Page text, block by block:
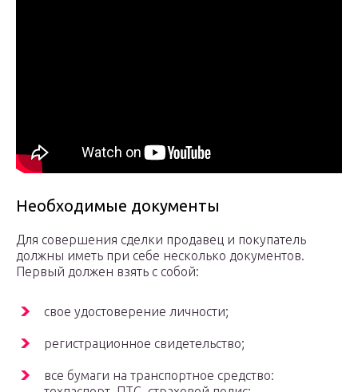
Необходимые документы
Для совершения сделки продавец и покупатель
должны иметь при себе несколько документов.
Первый должен взять с собой:
свое удостоверение личности;
регистрационное свидетельство;
все бумаги на транспортное средство: